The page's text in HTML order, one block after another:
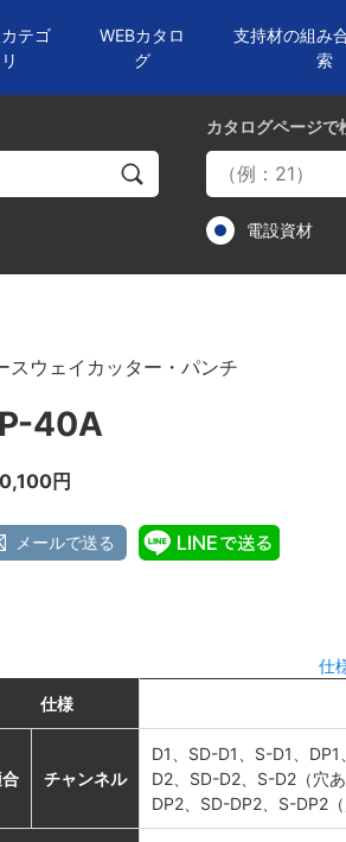
テゴ
リ
WEBカタロ
グ
支持材の組み
索
カタログページで
電設資材
スウェイカッター・パンチ
40A
円
メールで送る
仕
仕様
チャンネル
D1、SD-D1、S-D1、DP1
D2、SD-D2、S-D2（穴あ
DP2、SD-DP2、S-DP2（